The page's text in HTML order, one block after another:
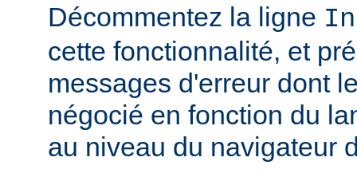
Décommentez la ligne
cette fonctionnalité, et
messages d'erreur dont
négocié en fonction du
au niveau du navigateur